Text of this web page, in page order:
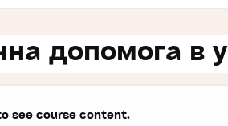
допомога в
see course content.